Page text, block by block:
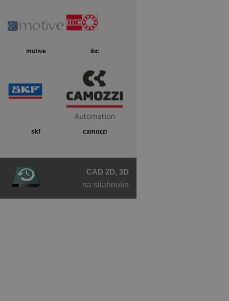
motive ibc
skf camozzi
CAD 2D, 3D
na stiahnutie